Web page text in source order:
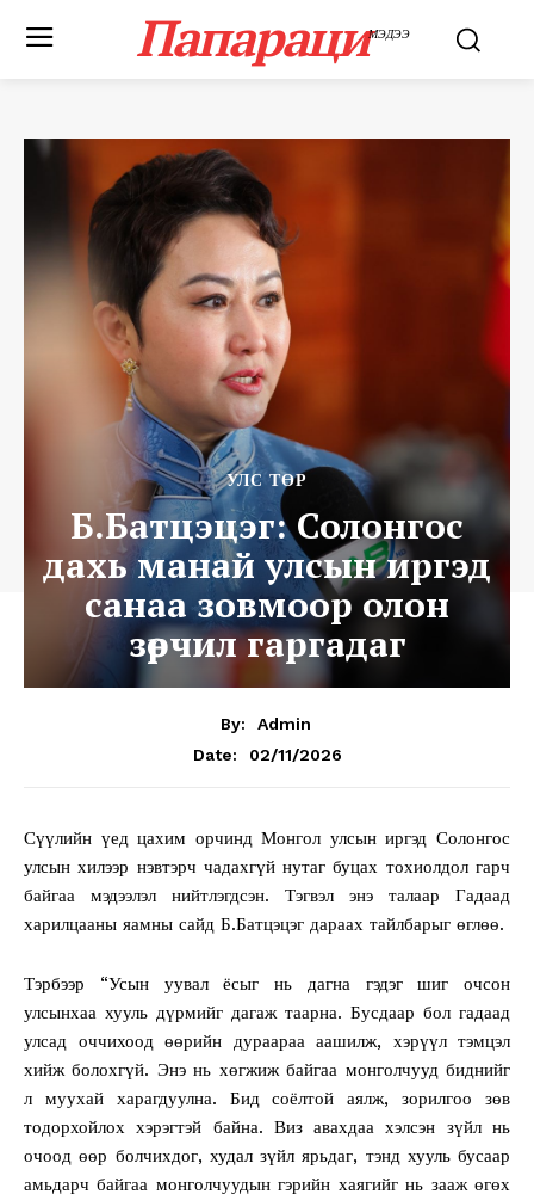
ПапарациМЭДЭЭ
УЛС ТӨР
Б.Батцэцэг: Солонгос
дахь манай улсын иргэд
санаа зовмоор олон
зөрчил гаргадаг
By:
Admin
Date:
02/11/2026
Сүүлийн үед цахим орчинд Монгол улсын иргэд Солонгос
улсын хилээр нэвтэрч чадахгүй нутаг буцах тохиолдол гарч
байгаа мэдээлэл нийтлэгдсэн. Тэгвэл энэ талаар Гадаад
харилцааны яамны сайд Б.Батцэцэг дараах тайлбарыг өглөө.
Тэрбээр “Усын уувал ёсыг нь дагна гэдэг шиг очсон
улсынхаа хууль дүрмийг дагаж таарна. Бусдаар бол гадаад
улсад оччихоод өөрийн дураараа аашилж, хэрүүл тэмцэл
хийж болохгүй. Энэ нь хөгжиж байгаа монголчууд биднийг
л муухай харагдуулна. Бид соёлтой аялж, зорилгоо зөв
тодорхойлох хэрэгтэй байна. Виз авахдаа хэлсэн зүйл нь
очоод өөр болчихдог, худал зүйл ярьдаг, тэнд хууль бусаар
амьдарч байгаа монголчуудын гэрийн хаягийг нь зааж өгөх